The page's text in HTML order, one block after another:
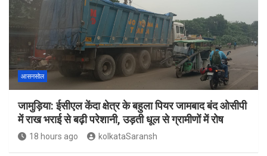
आसनसोल
जामुड़िया: ईसीएल केंदा क्षेत्र के बहुला पियर जामबाद बंद ओसीपी
में राख भराई से बढ़ी परेशानी, उड़ती धूल से ग्रामीणों में रोष
18 hours ago kolkataSaransh